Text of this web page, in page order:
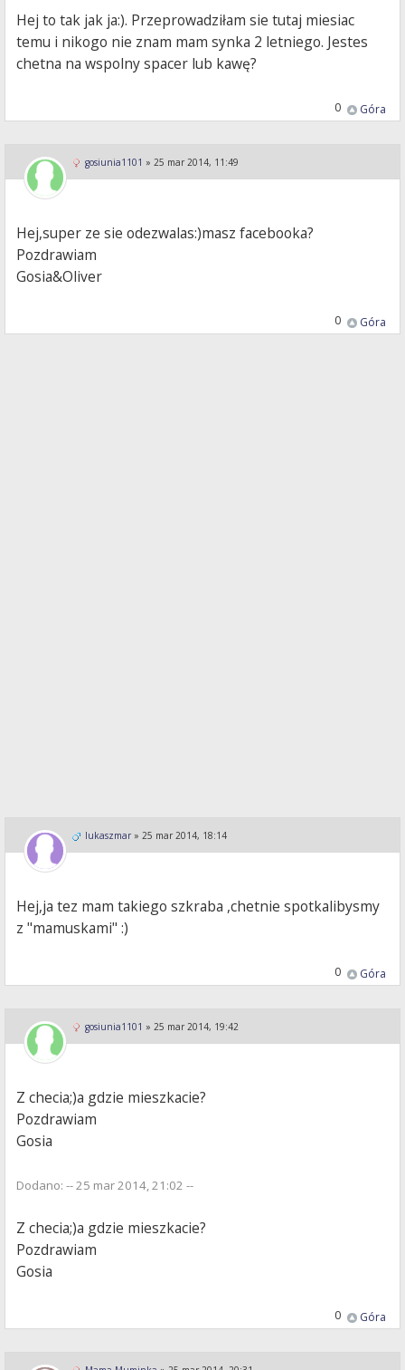
Hej to tak jak ja:). Przeprowadziłam sie tutaj miesiac
temu i nikogo nie znam mam synka 2 letniego. Jestes
chetna na wspolny spacer lub kawę?
Góra
0
gosiunia1101 » 25 mar 2014, 11:49
Hej,super ze sie odezwalas:)masz facebooka?
Pozdrawiam
Gosia&Oliver
Góra
0
lukaszmar» 25 mar 2014, 18:14
Hej,ja tez mam takiego szkraba ,chetnie spotkalibysmy
z "mamuskami" :)
Góra
0
gosiunia1101 » 25 mar 2014, 19:42
Z checia;)a gdzie mieszkacie?
Pozdrawiam
Gosia
Dodano: -- 25 mar 2014, 21:02 --
Z checia;)a gdzie mieszkacie?
Pozdrawiam
Gosia
Góra
0